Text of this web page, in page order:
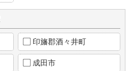
印旛郡酒々井町
成田市